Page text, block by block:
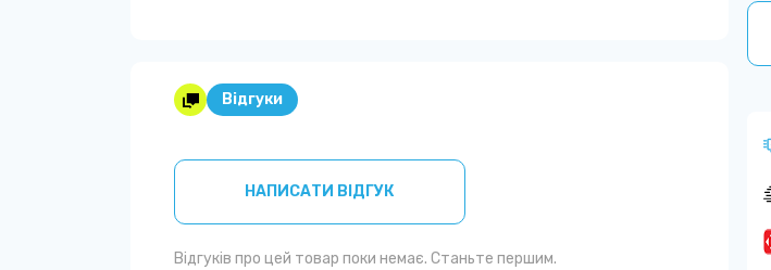
Відгуки
НАПИСАТИ ВІДГУК
Відгуків про цей товар поки немає. Станьте першим.